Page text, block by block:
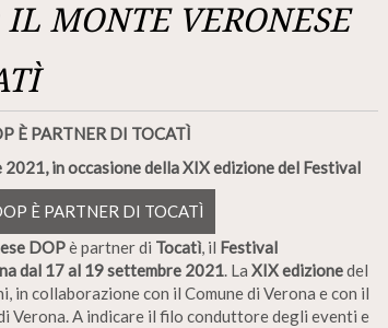
MONTE VERONESE
È PARTNER DI TOCATÌ
in occasione della XIX edizione del Festival
È PARTNER DI TOCATÌ
DOPè partner di Tocatì, il Festival
dal 17 al 19 settembre 2021. La XIX edizionedel
in collaborazione con il Comune di Verona e con il
Verona. A indicare il filo conduttore degli eventi e